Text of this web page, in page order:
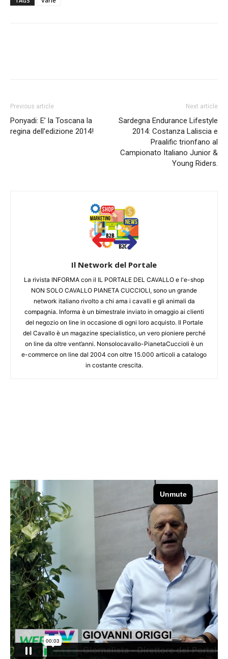
Previous article
Ponyadi: E’ la Toscana la
regina dell’edizione 2014!
Next article
Sardegna Endurance Lifestyle
2014: Costanza Laliscia e
Praalific trionfano al
Campionato Italiano Junior &
Young Riders.
Il Network del Portale
La rivista INFORMA con il IL PORTALE DEL CAVALLO e l'e-shop
NON SOLO CAVALLO PIANETA CUCCIOLI, sono un grande
network italiano rivolto a chi ama i cavalli e gli animali da
compagnia. Informa è un bimestrale inviato in omaggio ai clienti
del negozio on line in occasione di ogni loro acquisto. Il Portale
del Cavallo è un magazine specialistico, un vero pioniere perché
on line da oltre vent’anni. Nonsolocavallo-PianetaCuccioli è un
e-commerce on line dal 2004 con oltre 15.000 articoli a catalogo
in costante crescita.